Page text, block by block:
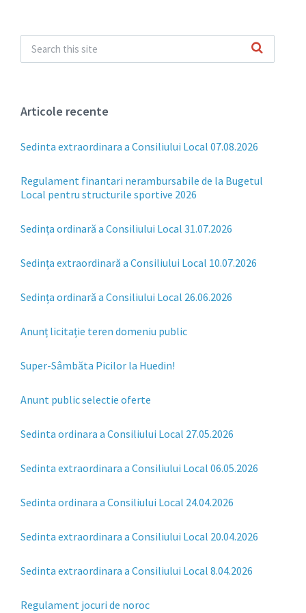
Articole recente
Sedinta extraordinara a Consiliului Local 07.08.2026
Regulament finantari nerambursabile de la Bugetul
Local pentru structurile sportive 2026
Sedința ordinară a Consiliului Local 31.07.2026
Sedința extraordinară a Consiliului Local 10.07.2026
Sedința ordinară a Consiliului Local 26.06.2026
Anunț licitație teren domeniu public
Super-Sâmbăta Picilor la Huedin!
Anunt public selectie oferte
Sedinta ordinara a Consiliului Local 27.05.2026
Sedinta extraordinara a Consiliului Local 06.05.2026
Sedinta ordinara a Consiliului Local 24.04.2026
Sedinta extraordinara a Consiliului Local 20.04.2026
Sedinta extraordinara a Consiliului Local 8.04.2026
Regulament jocuri de noroc